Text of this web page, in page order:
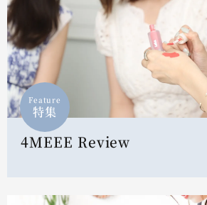
Feature
特集
4MEEE Review